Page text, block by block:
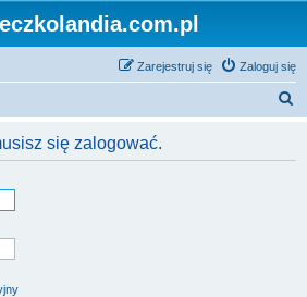
Zaloguj się
Zarejestruj się
się zalogować.